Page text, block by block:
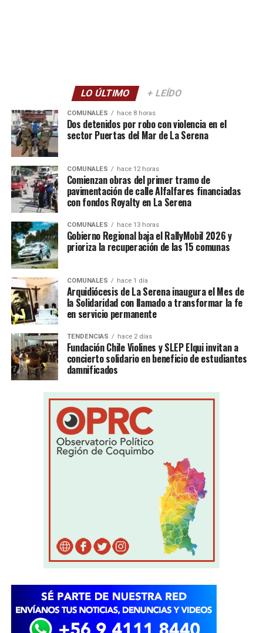
LO ÚLTIMO + LEÍDO
COMUNALES hace 8 horas
Dos detenidos por robo con violencia en el
sector Puertas del Mar de La Serena
COMUNALES hace 12 horas
Comienzan obras del primer tramo de
pavimentación de calle Alfalfares financiadas
con fondos Royalty en La Serena
COMUNALES hace 13 horas
Gobierno Regional baja el RallyMobil 2026 y
prioriza la recuperación de las 15 comunas
COMUNALES hace 1 día
Arquidiócesis de La Serena inaugura el Mes de
la Solidaridad con llamado a transformar la fe
en servicio permanente
TENDENCIAS hace 2 días
Fundación Chile Violines y SLEP Elqui invitan a
concierto solidario en beneficio de estudiantes
damnificados